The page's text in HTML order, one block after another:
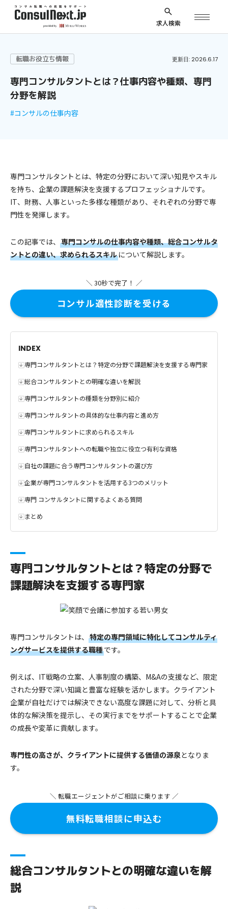
求人検索
転職お役立ち情報 更新日: 2026.6.17
専門コンサルタントとは？仕事内容や種類、専門
分野を解説
#コンサルの仕事内容
専門コンサルタントとは、特定の分野において深い知見やスキル
を持ち、企業の課題解決を支援するプロフェッショナルです。
IT、財務、人事といった多様な種類があり、それぞれの分野で専
門性を発揮します。
この記事では、 専門コンサルの仕事内容や種類、総合コンサルタ
ントとの違い、求められるスキル について解説します。
＼ 30秒で完了！ ／
コンサル適性診断を受ける
INDEX
専門コンサルタントとは？特定の分野で課題解決を支援する専門家
総合コンサルタントとの明確な違いを解説
専門コンサルタントの種類を分野別に紹介
専門コンサルタントの具体的な仕事内容と進め方
専門コンサルタントに求められるスキル
専門コンサルタントへの転職や独立に役立つ有利な資格
自社の課題に合う専門コンサルタントの選び方
企業が専門コンサルタントを活用する3つのメリット
専門 コンサルタント​に関するよくある質問
まとめ
専門コンサルタントとは？特定の分野で
課題解決を支援する専門家
専門コンサルタントは、 特定の専門領域に特化してコンサルティ
ングサービスを提供する職種です。
例えば、IT戦略の立案、人事制度の構築、M&Aの支援など、限定
された分野で深い知識と豊富な経験を活かします。クライアント
企業が自社だけでは解決できない高度な課題に対して、分析と具
体的な解決策を提示し、その実行までをサポートすることで企業
の成長や変革に貢献します。
専門性の高さが、クライアントに提供する価値の源泉となりま
す。
＼ 転職エージェントがご相談に乗ります ／
無料転職相談に申込む
総合コンサルタントとの明確な違いを解
説